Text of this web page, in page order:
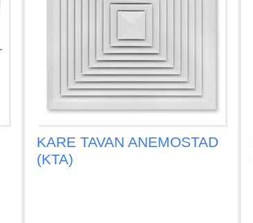
KARE TAVAN ANEMOSTAD
(KTA)